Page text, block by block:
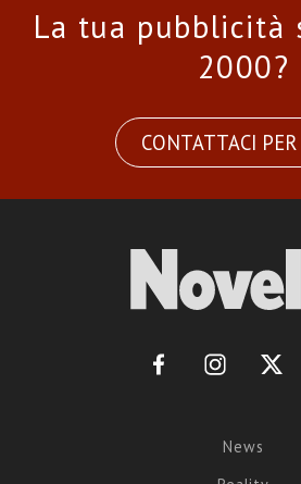
La tua pubblicità
2000?
CONTATTACI
News